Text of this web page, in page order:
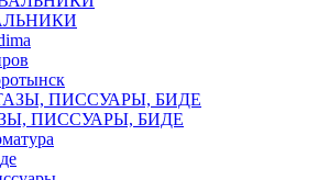
ПИССУАРЫ, БИДЕ